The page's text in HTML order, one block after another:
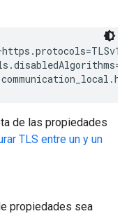
de las propiedades
TLS entre un y un
propiedades sea